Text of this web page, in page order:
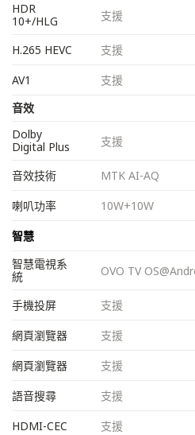
HDR
10+/HLG
支援
H.265 HEVC
支援
AV1
支援
音效
Dolby
Digital Plus
支援
音效技術
MTK AI-AQ
喇叭功率
10W+10W
智慧
智慧電視系
統
OVO TV
手機投屏
支援
網頁瀏覽器
支援
網頁瀏覽器
支援
語音搜尋
支援
HDMI-CEC
支援